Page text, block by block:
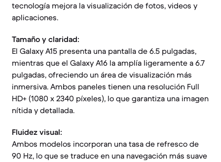
tecnología mejora la visualización de fotos, videos y
aplicaciones.
Tamaño y claridad:
El Galaxy A15 presenta una pantalla de 6.5 pulgadas,
mientras que el Galaxy A16 la amplía ligeramente a 6.7
pulgadas, ofreciendo un área de visualización más
inmersiva. Ambos paneles tienen una resolución Full
HD+ (1080 x 2340 píxeles), lo que garantiza una imagen
nítida y detallada.
Fluidez visual:
Ambos modelos incorporan una tasa de refresco de
90 Hz, lo que se traduce en una navegación más suave